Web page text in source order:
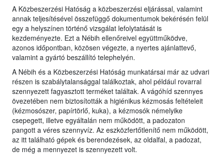
A Közbeszerzési Hatóság a közbeszerzési eljárással, valamint
annak teljesítésével összefüggő dokumentumok bekérésén felül
egy a helyszínen történő vizsgálat lefolytatását is
kezdeményezte. Ezt a Nébih ellenőreivel együttműködve,
azonos időpontban, közösen végezte, a nyertes ajánlattevő,
valamint a gyártó beszállító telephelyén.
A Nébih és a Közbeszerzési Hatóság munkatársai már az udvari
részen is szabálytalansággal találkoztak, ahol például rovarral
szennyezett fagyasztott terméket találtak. A vágóhíd szennyes
övezetében nem biztosították a higiénikus kézmosás feltételeit
(kézmosószer, papírtörlő, kuka), a kézmosók némelyike
csepegett, illetve egyáltalán nem működött, a padozaton
pangott a véres szennyvíz. Az eszközfertőtlenítő nem működött,
az itt található gépek és berendezések, az oldalfal, a padozat,
de még a mennyezet is szennyezett volt.